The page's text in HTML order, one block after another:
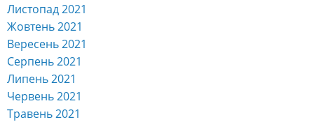
Листопад 2021
Жовтень 2021
Вересень 2021
Серпень 2021
Липень 2021
Червень 2021
Травень 2021